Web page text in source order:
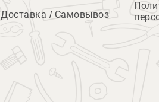
Доставка / Самовывоз